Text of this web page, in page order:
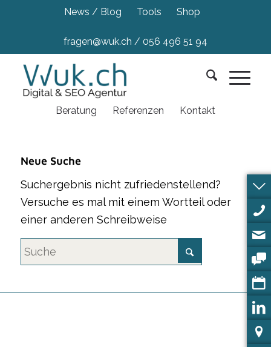
News / Blog Tools Shop
fragen@wuk.ch / 056 496 51 94
Beratung Referenzen Kontakt
Neue Suche
Suchergebnis nicht zufriedenstellend?
Versuche es mal mit einem Wortteil oder
einer anderen Schreibweise